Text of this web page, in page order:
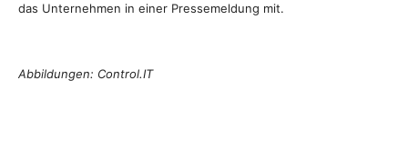
das Unternehmen in einer Pressemeldung mit.
Abbildungen: Control.IT